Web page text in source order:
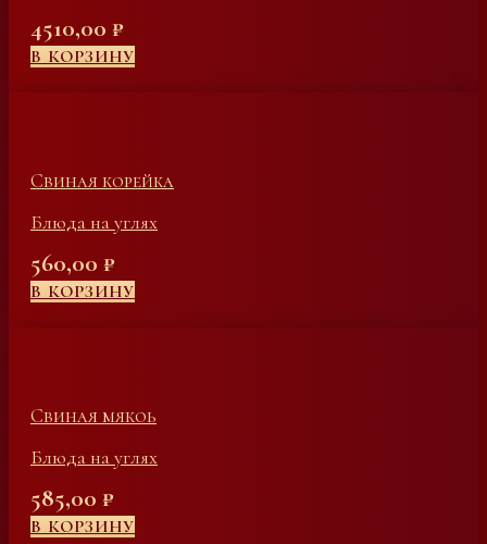
4510,00 ₽
В КОРЗИНУ
Свиная корейка
Блюда на углях
560,00 ₽
В КОРЗИНУ
Свиная мякоь
Блюда на углях
585,00 ₽
В КОРЗИНУ